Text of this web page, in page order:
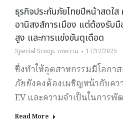
ธุรกิจประกันภัยไทยปีหน้าสดใ
อานิสงส์การเมือง แต่ต้องรับ
สูง และการแข่งขันดุเดือด
Special Scoop, บทความ 17/12/2025
ซึ่งทำให้อุตสาหกรรมมีโอกา
ภัยยังคงต้องเผชิญหน้ากับคว
EV และความจำเป็นในกา
Read More